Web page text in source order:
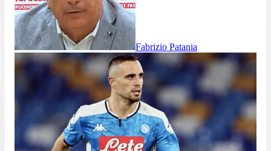
Fabrizio Patania